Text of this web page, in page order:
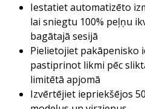
Iestatiet automatizēto
lai sniegtu 100% peļņu
bagātajā sesijā
Pielietojiet pakāpenisko
pastiprinot likmi pēc
limitētā apjomā
Izvērtējiet iepriekšējos